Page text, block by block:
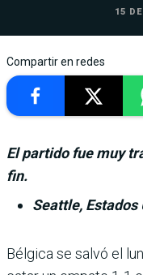
15
Compartir en redes
El partido fue muy
fin.
Seattle, Estados
Bélgica se salvó el